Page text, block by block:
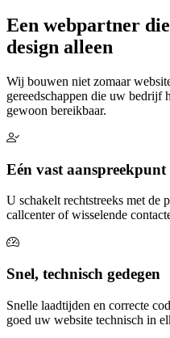
Een webpartner
design alleen
Wij bouwen niet zomaar
gereedschappen die uw
gewoon bereikbaar.
Eén vast aanspreekpunt
U schakelt rechtstreeks met de
callcenter of wisselende
Snel, technisch gedegen
Snelle laadtijden en correcte
goed uw website technisch in